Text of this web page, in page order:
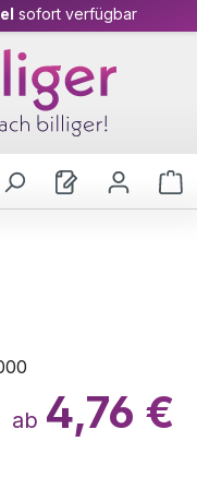
sofort verfügbar
ab 4,76 €